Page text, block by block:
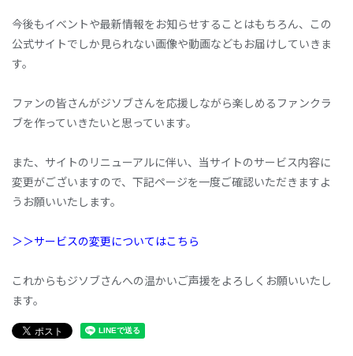
今後もイベントや最新情報をお知らせすることはもちろん、この
公式サイトでしか見られない画像や動画などもお届けしていきま
す。
ファンの皆さんがジソブさんを応援しながら楽しめるファンクラ
ブを作っていきたいと思っています。
また、サイトのリニューアルに伴い、当サイトのサービス内容に
変更がございますので、下記ページを一度ご確認いただきますよ
うお願いいたします。
＞＞サービスの変更についてはこちら
これからもジソブさんへの温かいご声援をよろしくお願いいたし
ます。